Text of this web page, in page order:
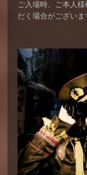
ご入場時、ご本人
だく場合がございま